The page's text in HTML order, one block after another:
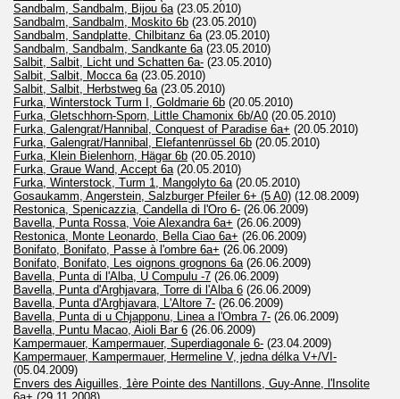
Sandbalm, Sandbalm, Bijou 6a (23.05.2010)
Sandbalm, Sandbalm, Moskito 6b (23.05.2010)
Sandbalm, Sandplatte, Chilbitanz 6a (23.05.2010)
Sandbalm, Sandbalm, Sandkante 6a (23.05.2010)
Salbit, Salbit, Licht und Schatten 6a- (23.05.2010)
Salbit, Salbit, Mocca 6a (23.05.2010)
Salbit, Salbit, Herbstweg 6a (23.05.2010)
Furka, Winterstock Turm I, Goldmarie 6b (20.05.2010)
Furka, Gletschhorn-Sporn, Little Chamonix 6b/A0 (20.05.2010)
Furka, Galengrat/Hannibal, Conquest of Paradise 6a+ (20.05.2010)
Furka, Galengrat/Hannibal, Elefantenrüssel 6b (20.05.2010)
Furka, Klein Bielenhorn, Hägar 6b (20.05.2010)
Furka, Graue Wand, Accept 6a (20.05.2010)
Furka, Winterstock, Turm 1, Mangolyto 6a (20.05.2010)
Gosaukamm, Angerstein, Salzburger Pfeiler 6+ (5 A0) (12.08.2009)
Restonica, Spenicazzia, Candella di l'Oro 6- (26.06.2009)
Bavella, Punta Rossa, Voie Alexandra 6a+ (26.06.2009)
Restonica, Monte Leonardo, Bella Ciao 6a+ (26.06.2009)
Bonifato, Bonifato, Passe à l'ombre 6a+ (26.06.2009)
Bonifato, Bonifato, Les oignons grognons 6a (26.06.2009)
Bavella, Punta di l'Alba, U Compulu -7 (26.06.2009)
Bavella, Punta d'Arghjavara, Torre di l'Alba 6 (26.06.2009)
Bavella, Punta d'Arghjavara, L'Altore 7- (26.06.2009)
Bavella, Punta di u Chjapponu, Linea a l'Ombra 7- (26.06.2009)
Bavella, Puntu Macao, Aioli Bar 6 (26.06.2009)
Kampermauer, Kampermauer, Superdiagonale 6- (23.04.2009)
Kampermauer, Kampermauer, Hermeline V, jedna délka V+/VI-
(05.04.2009)
Envers des Aiguilles, 1ère Pointe des Nantillons, Guy-Anne, l'Insolite